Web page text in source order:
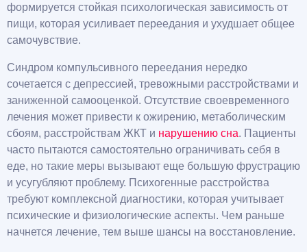
формируется стойкая психологическая зависимость от
пищи, которая усиливает переедания и ухудшает общее
самочувствие.
Синдром компульсивного переедания нередко
сочетается с депрессией, тревожными расстройствами и
заниженной самооценкой. Отсутствие своевременного
лечения может привести к ожирению, метаболическим
сбоям, расстройствам ЖКТ и нарушению сна. Пациенты
часто пытаются самостоятельно ограничивать себя в
еде, но такие меры вызывают еще большую фрустрацию
и усугубляют проблему. Психогенные расстройства
требуют комплексной диагностики, которая учитывает
психические и физиологические аспекты. Чем раньше
начнется лечение, тем выше шансы на восстановление.